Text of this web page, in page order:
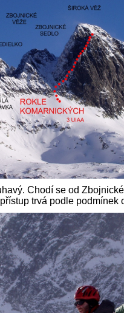
Chodí se od
trvá podle podmínek